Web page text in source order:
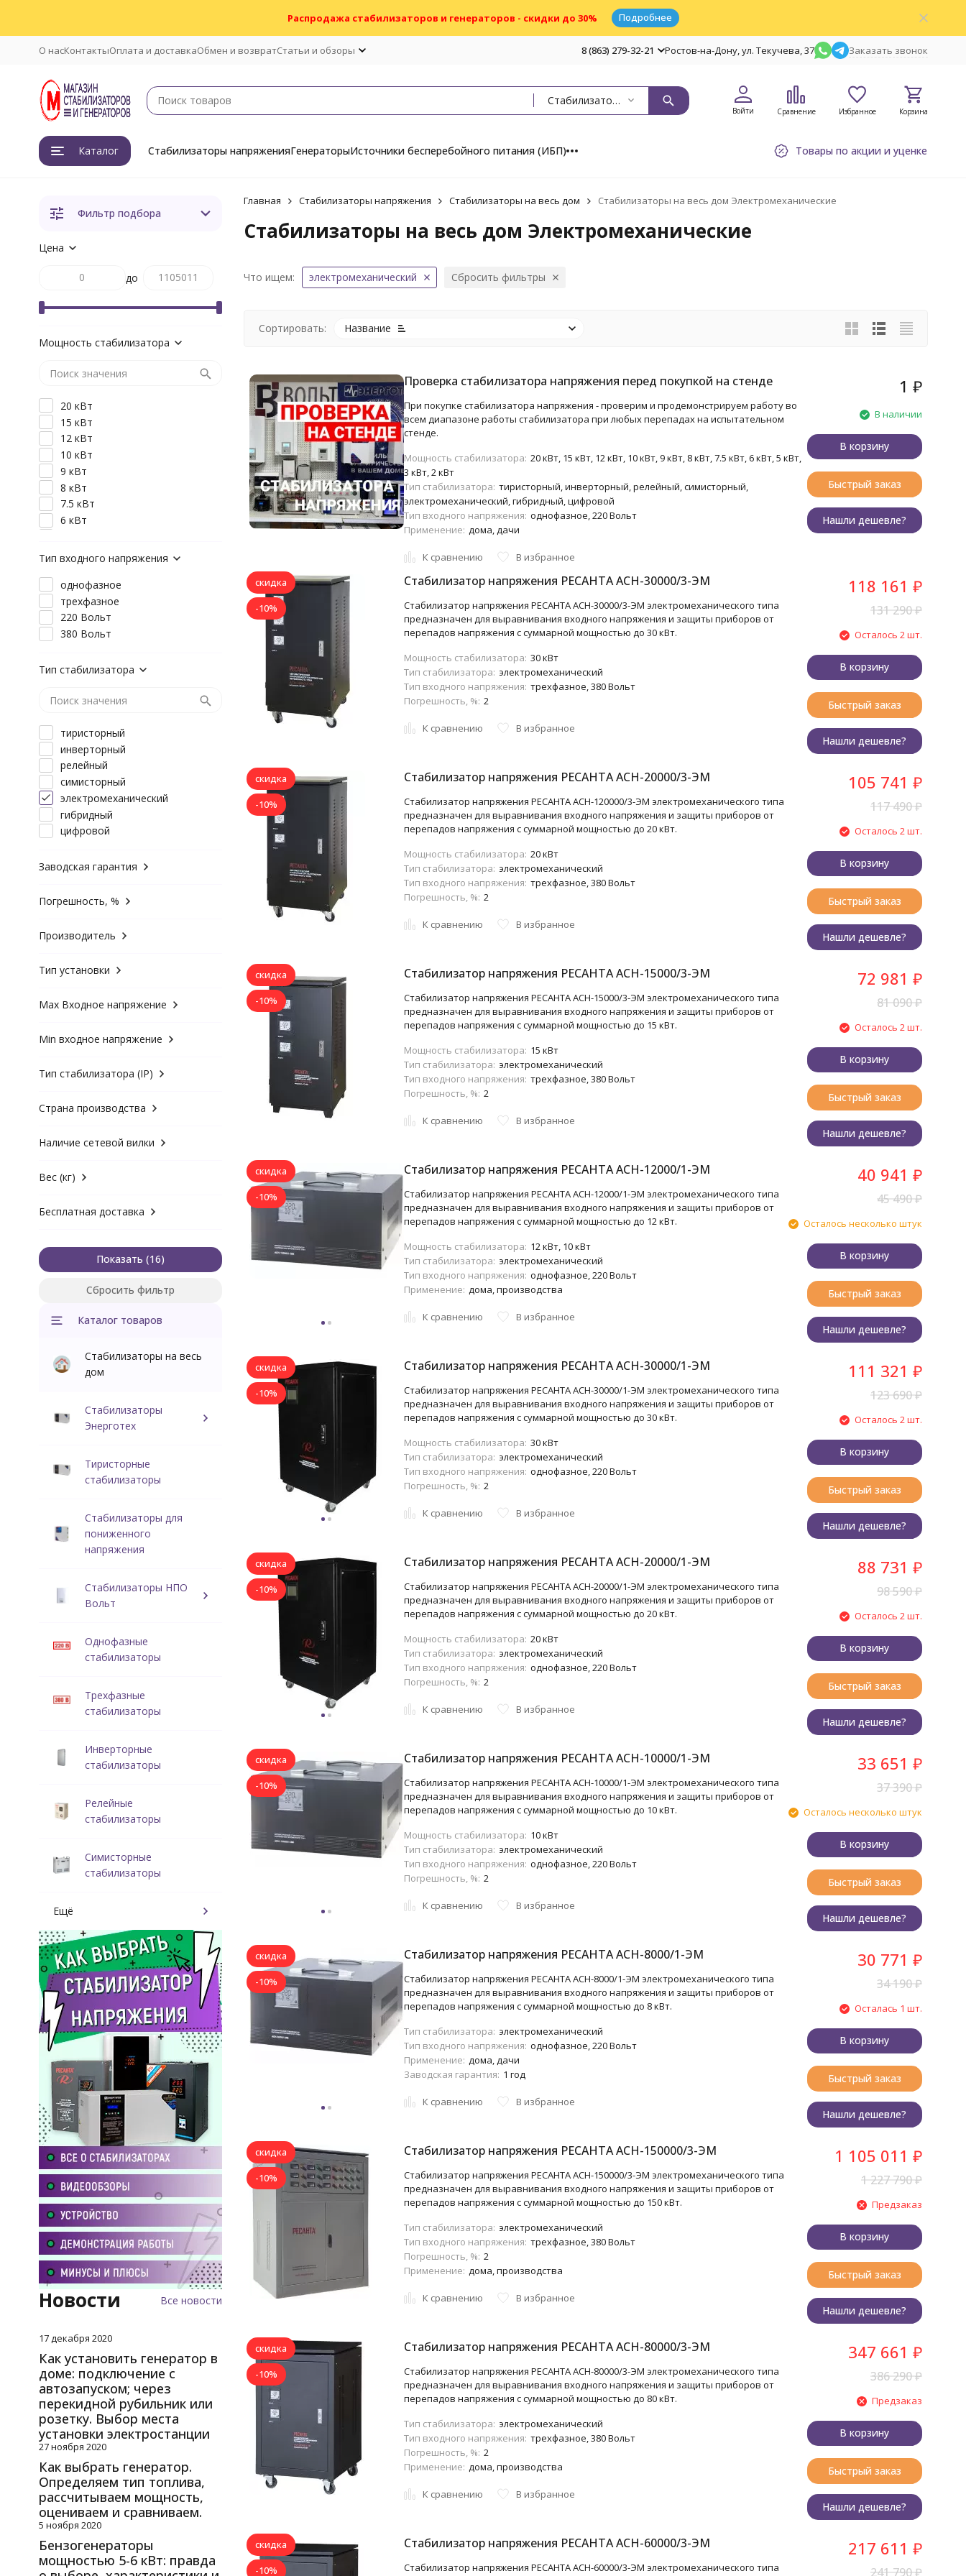
Распродажа стабилизаторов и генераторов - скидки до 30% Подробнее
О насКонтактыОплата и доставкаОбмен и возвратСтатьи и обзоры 8 (863) 279-32-21 Ростов-на-Дону, ул. Текучева, 37 Заказать звонок
Стабилизаторы на весь дом
Войти Сравнение Избранное Корзина
Каталог Стабилизаторы напряженияГенераторыИсточники бесперебойного питания (ИБП) Товары по акции и уценке
Главная Стабилизаторы напряжения Стабилизаторы на весь дом Стабилизаторы на весь дом Электромеханические
Стабилизаторы на весь дом Электромеханические
Что ищем: электромеханический Сбросить фильтры
Сортировать: Название
Проверка стабилизатора напряжения перед покупкой на стенде
При покупке стабилизатора напряжения - проверим и продемонстрируем работу во
всем диапазоне работы стабилизатора при любых перепадах на испытательном
стенде.
Мощность стабилизатора: 20 кВт, 15 кВт, 12 кВт, 10 кВт, 9 кВт, 8 кВт, 7.5 кВт, 6 кВт, 5 кВт,
3 кВт, 2 кВт
Тип стабилизатора: тиристорный, инверторный, релейный, симисторный,
электромеханический, гибридный, цифровой
Тип входного напряжения: однофазное, 220 Вольт
Применение: дома, дачи
К сравнению В избранное
1 ₽
В наличии
В корзину
Быстрый заказ
Нашли дешевле?
скидка
-10%
Стабилизатор напряжения РЕСАНТА АСН-30000/3-ЭМ
Стабилизатор напряжения РЕСАНТА АСН-30000/3-ЭМ электромеханического типа
предназначен для выравнивания входного напряжения и защиты приборов от
перепадов напряжения с суммарной мощностью до 30 кВт.
Мощность стабилизатора: 30 кВт
Тип стабилизатора: электромеханический
Тип входного напряжения: трехфазное, 380 Вольт
Погрешность, %: 2
К сравнению В избранное
118 161 ₽
131 290₽
Осталось 2 шт.
В корзину
Быстрый заказ
Нашли дешевле?
скидка
-10%
Стабилизатор напряжения РЕСАНТА АСН-20000/3-ЭМ
Стабилизатор напряжения РЕСАНТА АСН-120000/3-ЭМ электромеханического типа
предназначен для выравнивания входного напряжения и защиты приборов от
перепадов напряжения с суммарной мощностью до 20 кВт.
Мощность стабилизатора: 20 кВт
Тип стабилизатора: электромеханический
Тип входного напряжения: трехфазное, 380 Вольт
Погрешность, %: 2
К сравнению В избранное
105 741 ₽
117 490₽
Осталось 2 шт.
В корзину
Быстрый заказ
Нашли дешевле?
скидка
-10%
Стабилизатор напряжения РЕСАНТА АСН-15000/3-ЭМ
Стабилизатор напряжения РЕСАНТА АСН-15000/3-ЭМ электромеханического типа
предназначен для выравнивания входного напряжения и защиты приборов от
перепадов напряжения с суммарной мощностью до 15 кВт.
Мощность стабилизатора: 15 кВт
Тип стабилизатора: электромеханический
Тип входного напряжения: трехфазное, 380 Вольт
Погрешность, %: 2
К сравнению В избранное
72 981 ₽
81 090₽
Осталось 2 шт.
В корзину
Быстрый заказ
Нашли дешевле?
скидка
-10%
Стабилизатор напряжения РЕСАНТА АСН-12000/1-ЭМ
Стабилизатор напряжения РЕСАНТА АСН-12000/1-ЭМ электромеханического типа
предназначен для выравнивания входного напряжения и защиты приборов от
перепадов напряжения с суммарной мощностью до 12 кВт.
Мощность стабилизатора: 12 кВт, 10 кВт
Тип стабилизатора: электромеханический
Тип входного напряжения: однофазное, 220 Вольт
Применение: дома, производства
К сравнению В избранное
40 941 ₽
45 490₽
Осталось несколько штук
В корзину
Быстрый заказ
Нашли дешевле?
скидка
-10%
Стабилизатор напряжения РЕСАНТА АСН-30000/1-ЭМ
Стабилизатор напряжения РЕСАНТА АСН-30000/1-ЭМ электромеханического типа
предназначен для выравнивания входного напряжения и защиты приборов от
перепадов напряжения с суммарной мощностью до 30 кВт.
Мощность стабилизатора: 30 кВт
Тип стабилизатора: электромеханический
Тип входного напряжения: однофазное, 220 Вольт
Погрешность, %: 2
К сравнению В избранное
111 321 ₽
123 690₽
Осталось 2 шт.
В корзину
Быстрый заказ
Нашли дешевле?
скидка
-10%
Стабилизатор напряжения РЕСАНТА АСН-20000/1-ЭМ
Стабилизатор напряжения РЕСАНТА АСН-20000/1-ЭМ электромеханического типа
предназначен для выравнивания входного напряжения и защиты приборов от
перепадов напряжения с суммарной мощностью до 20 кВт.
Мощность стабилизатора: 20 кВт
Тип стабилизатора: электромеханический
Тип входного напряжения: однофазное, 220 Вольт
Погрешность, %: 2
К сравнению В избранное
88 731 ₽
98 590₽
Осталось 2 шт.
В корзину
Быстрый заказ
Нашли дешевле?
скидка
-10%
Стабилизатор напряжения РЕСАНТА АСН-10000/1-ЭМ
Стабилизатор напряжения РЕСАНТА АСН-10000/1-ЭМ электромеханического типа
предназначен для выравнивания входного напряжения и защиты приборов от
перепадов напряжения с суммарной мощностью до 10 кВт.
Мощность стабилизатора: 10 кВт
Тип стабилизатора: электромеханический
Тип входного напряжения: однофазное, 220 Вольт
Погрешность, %: 2
К сравнению В избранное
33 651 ₽
37 390₽
Осталось несколько штук
В корзину
Быстрый заказ
Нашли дешевле?
скидка
-10%
Стабилизатор напряжения РЕСАНТА АСН-8000/1-ЭМ
Стабилизатор напряжения РЕСАНТА АСН-8000/1-ЭМ электромеханического типа
предназначен для выравнивания входного напряжения и защиты приборов от
перепадов напряжения с суммарной мощностью до 8 кВт.
Тип стабилизатора: электромеханический
Тип входного напряжения: однофазное, 220 Вольт
Применение: дома, дачи
Заводская гарантия: 1 год
К сравнению В избранное
30 771 ₽
34 190₽
Осталась 1 шт.
В корзину
Быстрый заказ
Нашли дешевле?
скидка
-10%
Стабилизатор напряжения РЕСАНТА АСН-150000/3-ЭМ
Стабилизатор напряжения РЕСАНТА АСН-150000/3-ЭМ электромеханического типа
предназначен для выравнивания входного напряжения и защиты приборов от
перепадов напряжения с суммарной мощностью до 150 кВт.
Тип стабилизатора: электромеханический
Тип входного напряжения: трехфазное, 380 Вольт
Погрешность, %: 2
Применение: дома, производства
К сравнению В избранное
1 105 011 ₽
1 227 790₽
Предзаказ
В корзину
Быстрый заказ
Нашли дешевле?
скидка
-10%
Стабилизатор напряжения РЕСАНТА АСН-80000/3-ЭМ
Стабилизатор напряжения РЕСАНТА АСН-80000/3-ЭМ электромеханического типа
предназначен для выравнивания входного напряжения и защиты приборов от
перепадов напряжения с суммарной мощностью до 80 кВт.
Тип стабилизатора: электромеханический
Тип входного напряжения: трехфазное, 380 Вольт
Погрешность, %: 2
Применение: дома, производства
К сравнению В избранное
347 661 ₽
386 290₽
Предзаказ
В корзину
Быстрый заказ
Нашли дешевле?
скидка
-10%
Стабилизатор напряжения РЕСАНТА АСН-60000/3-ЭМ
Стабилизатор напряжения РЕСАНТА АСН-60000/3-ЭМ электромеханического типа
217 611 ₽
241 790₽
Фильтр подбора
Цена
до
Мощность стабилизатора
20 кВт
15 кВт
12 кВт
10 кВт
9 кВт
8 кВт
7.5 кВт
6 кВт
30 кВт
Тип входного напряжения
однофазное
трехфазное
220 Вольт
380 Вольт
Тип стабилизатора
тиристорный
инверторный
релейный
симисторный
электромеханический
гибридный
цифровой
Заводская гарантия
Погрешность, %
Производитель
Тип установки
Max Входное напряжение
Min входное напряжение
Тип стабилизатора (IP)
Страна производства
Наличие сетевой вилки
Вес (кг)
Бесплатная доставка
Показать
Сбросить фильтр
Каталог товаров
Стабилизаторы на весь
дом
Стабилизаторы
Энерготех
Тиристорные
стабилизаторы
Стабилизаторы для
пониженного
напряжения
Стабилизаторы НПО
Вольт
Однофазные
стабилизаторы
Трехфазные
стабилизаторы
Инверторные
стабилизаторы
Релейные
стабилизаторы
Симисторные
стабилизаторы
Ещё
Новости Все новости
17 декабря 2020
Как установить генератор в
доме: подключение с
автозапуском; через
перекидной рубильник или
розетку. Выбор места
установки электростанции
27 ноября 2020
Как выбрать генератор.
Определяем тип топлива,
рассчитываем мощность,
оцениваем и сравниваем.
5 ноября 2020
Бензогенераторы
мощностью 5-6 кВт: правда